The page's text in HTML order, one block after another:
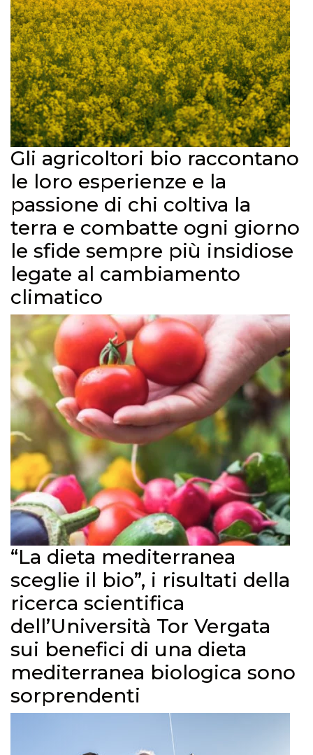
Gli agricoltori bio raccontano
le loro esperienze e la
passione di chi coltiva la
terra e combatte ogni giorno
le sfide sempre più insidiose
legate al cambiamento
climatico
“La dieta mediterranea
sceglie il bio”, i risultati della
ricerca scientifica
dell’Università Tor Vergata
sui benefici di una dieta
mediterranea biologica sono
sorprendenti